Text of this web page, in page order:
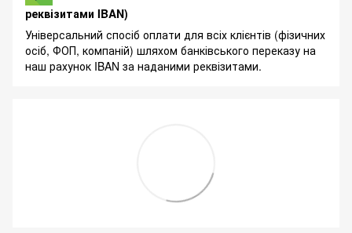
реквізитами IBAN)
Універсальний спосіб оплати для всіх клієнтів (фізичних
осіб, ФОП, компаній) шляхом банківського переказу на
наш рахунок IBAN за наданими реквізитами.